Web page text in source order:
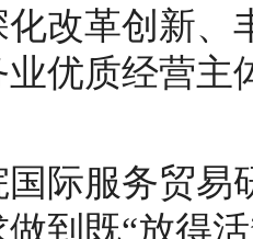
改革创新、
优质经营
际服务贸易
到既“放得